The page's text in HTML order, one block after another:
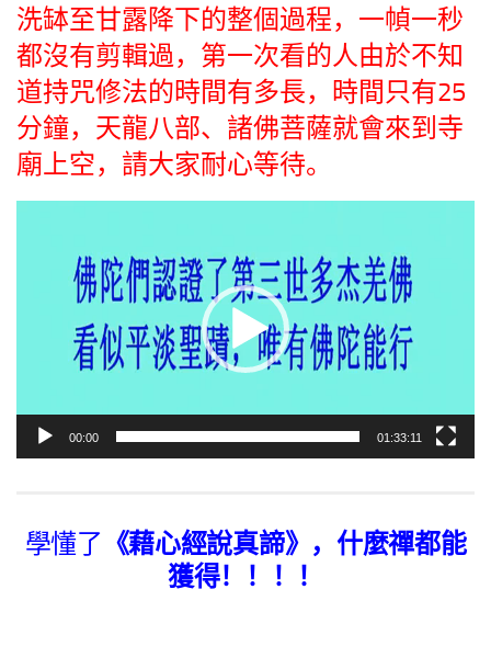
洗缽至甘露降下的整個過程，一幀一秒
都沒有剪輯過，第一次看的人由於不知
道持咒修法的時間有多長，時間只有25
分鐘，天龍八部、諸佛菩薩就會來到寺
廟上空，請大家耐心等待。
00:00 01:33:11
學懂了 《藉心經說真諦》，什麼禪都能
獲得！！！！